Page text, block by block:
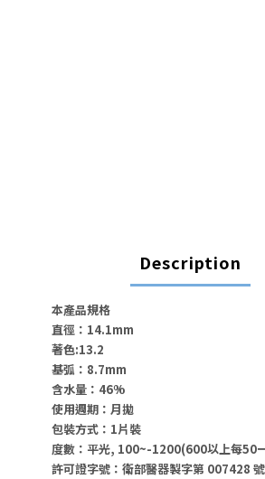
Description
本產品規格
直徑：14.1mm
著色:13.2
基弧：8.7mm
含水量：46%
使用週期：月拋
包裝方式：1片裝
度數： 平光, 100~-1200(600以上每50
許可證字號： 衛部醫器製字第 007428 號